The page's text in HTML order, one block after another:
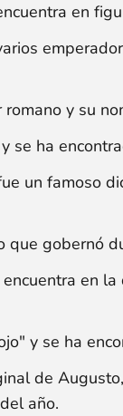
en
y su
se ha
un famoso
que gobernó
en
y se ha
de
año.